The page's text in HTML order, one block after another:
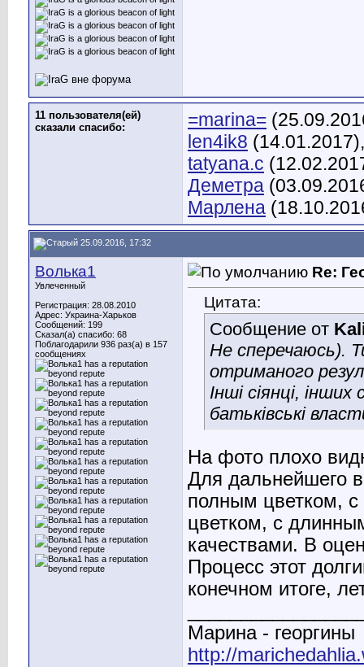
11 пользователя(ей)
сказали cпасибо:
=marina=
len4ik8
tatyana.c
Деметра
Марлена
25.09.2016, 17:32
Волька1
Увлеченный
Регистрация: 28.08.2010
Адрес: Украина-Харьков
Сообщений: 199
Сказал(а) спасибо: 68
Поблагодарили 936 раз(а) в 157
сообщениях
Re:
Цитата:
Сообщение от
Не сперечаюсь).
отриманого
Інші сіянці,
батьківські
На фото плохо
Для дальнейшего
полным цветком,
цветком, с
качествами. В
Процесс этот
конечном итоге,
Марина - георгины
http://